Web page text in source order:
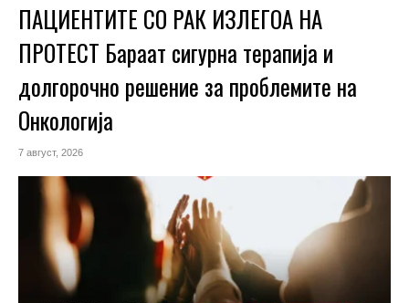
ПАЦИЕНТИТЕ СО РАК ИЗЛЕГОА НА
ПРОТЕСТ Бараат сигурна терапија и
долгорочно решение за проблемите на
Онкологија
7 август, 2026